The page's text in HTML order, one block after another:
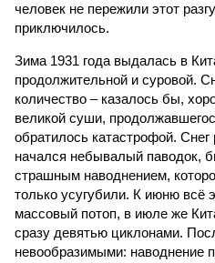
человек не пережили этот
приключилось.
Зима 1931 года выдалась в
продолжительной и суровой.
количество – казалось бы,
великой суши,
обратилось катастрофой.
начался небывалый паводок,
страшным наводнением,
только усугубили. К июню всё
массовый потоп, в июле же
сразу девятью циклонами.
невообразимыми: наводнение